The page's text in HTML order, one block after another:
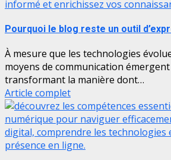
Pourquoi le blog reste un outil
À mesure que les technologies
moyens de communication émergent
transformant la manière dont…
Article complet